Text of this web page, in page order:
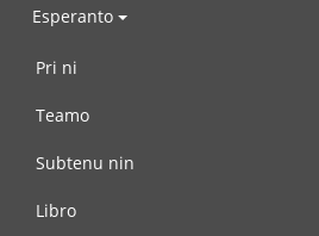
Esperanto
Pri ni
Teamo
Subtenu nin
Libro